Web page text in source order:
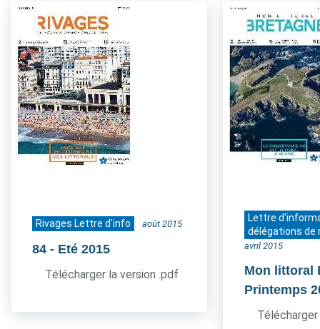
Rivages Lettre d'info août 2015
84 - Eté 2015
Télécharger la version .pdf
Lettre
délégations de
avril 2015
Mon littoral
Printemps